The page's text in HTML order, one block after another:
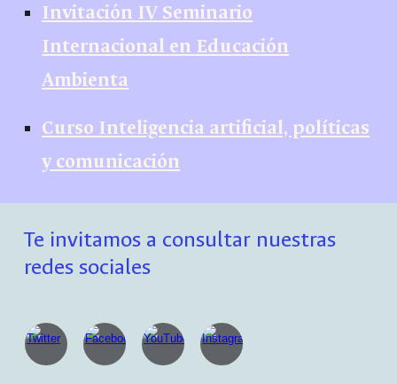
Invitación IV Seminario
Internacional en Educación
Ambienta
Curso Inteligencia artificial, políticas
y comunicación
Te invitamos a consultar nuestras
redes sociales